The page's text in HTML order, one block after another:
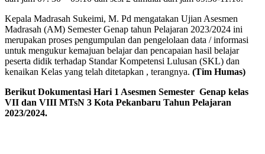
Kepala Madrasah Sukeimi, M. Pd mengatakan Ujian Asesmen
Madrasah (AM) Semester Genap tahun Pelajaran 2023/2024 ini
merupakan proses pengumpulan dan pengelolaan data / informasi
untuk mengukur kemajuan belajar dan pencapaian hasil belajar
peserta didik terhadap Standar Kompetensi Lulusan (SKL) dan
kenaikan Kelas yang telah ditetapkan , terangnya. (Tim Humas)
Berikut Dokumentasi Hari 1 Asesmen Semester Genap kelas
VII dan VIII MTsN 3 Kota Pekanbaru Tahun Pelajaran
2023/2024.